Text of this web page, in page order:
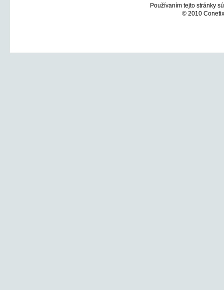
Používaním tejto stránky
© 2010